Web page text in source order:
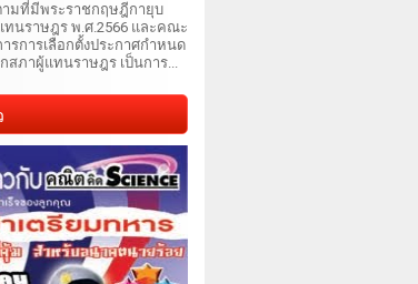
มีพระราชกฤษฎีกายุบ
ทนราษฎร พ.ศ.2566 และคณะ
รการเลือกตั้งประกาศกำหนด
สภาผู้แทนราษฎร เป็นการ...